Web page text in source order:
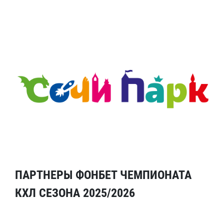
ПАРТНЕРЫ ФОНБЕТ ЧЕМПИОНАТА
КХЛ СЕЗОНА 2025/2026